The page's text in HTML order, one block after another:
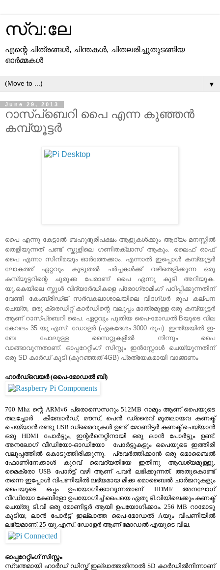
സ്വ:ലേ
എന്റെ ചിത്രങ്ങള്‍, ചിന്തകള്‍, ചിതലരിച്ചുതുടങ്ങിയ
ഓര്‍മ്മകള്‍
▼
June 29, 2013
റാസ്പ്ബെറി പൈ എന്ന കുഞ്ഞന്‍
കമ്പ്യൂട്ടര്‍
പൈ എന്നു കേട്ടാല്‍ ബഹുഭൂരിപക്ഷം ആളുകള്‍ക്കും ആദ്യം മനസ്സില്‍
തെളിയുന്നത് പണ്ട് സ്കൂളിലെ ഗണിതക്ലാസ് ആകും. ലൈഫ്‌ ഓഫ്
പൈ എന്നാ സിനിമയും ഓര്‍ത്തേക്കാം. എന്നാല്‍ ഇപ്പൊള്‍ കമ്പ്യൂട്ടര്‍
ലോകത്ത്‌ ഏറ്റവും കൂടുതല്‍ ചര്‍ച്ചകള്‍ക്ക് വഴിതെളിക്കുന്ന ഒരു
കമ്പ്യൂട്ടറിന്റെ ചുരുക്ക പേരാണ് പൈ എന്നു കൂടി അറിയുക.
യു.കെയിലെ സ്കൂള്‍ വിദ്യാര്‍ദ്ധികളെ പ്രോഗ്രാമിംഗ് പഠിപ്പിക്കുന്നതിന്
വേണ്ടി കേംബ്രിഡ്ജ് സര്‍വകലാശാലയിലെ വിദഗ്ധര്‍ രൂപ കല്പന
ചെയ്ത, ഒരു ക്രെഡിറ്റ്‌ കാര്‍ഡിന്റെ വലുപ്പം മാത്രമുള്ള ഒരു കമ്പ്യൂട്ടര്‍
ആണ് റാസ്പ്ബെറി പൈ. ഏറ്റവും പുതിയ പൈ-മോഡല്‍ Bയുടെ വില
കേവലം 35 യു.എസ്. ഡോളര്‍ (ഏകദേശം 3000 രൂപ). ഇന്ത്യയില്‍ ഇ-
ബേ പോലുള്ള സൈറ്റുകളില്‍ നിന്നും പൈ
വാങ്ങാവുന്നതാണ്. ഓപ്പറേറ്റിംഗ് സിസ്റ്റം ഇന്‍സ്റ്റോള്‍ ചെയ്യുന്നതിന്
ഒരു SD കാര്‍ഡ് കൂടി (കുറഞ്ഞത് 4GB) പ്രത്യേകമായി വാങ്ങണം
ഹാര്‍ഡ്‌വെയര്‍ (പൈ-മോഡല്‍ ബി)
700 Mhz ന്റെ ARMv6 പ്രൊസെസറും 512MB റാമും ആണ് പൈയുടെ
തലച്ചോര്‍ . കീബോര്‍ഡ്‌, മൗസ്, പെന്‍ ഡ്രൈവ് മുതലായവ കണക്ട്
ചെയ്യാന്‍ രണ്ടു USB ഡ്രൈവുകള്‍ ഉണ്ട്. മോണിട്ടര്‍ കണക്ട് ചെയ്യാന്‍
ഒരു HDMI പോര്‍ട്ടും, ഇന്റര്‍നെറ്റിനായി ഒരു ലാന്‍ പോര്‍ട്ടും ഉണ്ട്.
അനലോഗ് വീഡിയോ-ഓഡിയോ പോര്‍ട്ടുകളും പൈയുടെ ഇത്തിരി
വലുപ്പത്തില്‍ കൊടുത്തിരിക്കുന്നു. പ്രവര്‍ത്തിക്കാന്‍ ഒരു മൊബൈല്‍
ഫോണിനേക്കാള്‍ കുറവ് വൈദ്യതിയേ ഇതിനു ആവശ്യമുള്ളൂ.
മൈക്രോ USB പോര്‍ട്ട്‌ വഴി ആണ് പവര്‍ ലഭിക്കുന്നത്. അതുകൊണ്ട്
തന്നെ ഇപ്പോള്‍ വിപണിയില്‍ ലഭ്യമായ മിക്ക മൊബൈല്‍ ചാര്‍ജറുകളും
പൈയുടെ ഒപ്പം ഉപയോഗിക്കാവുന്നതാണ്. HDMI/ അനലോഗ്
വീഡിയോ കേബിളോ ഉപയോഗിച്ച് പൈയെ ഏതു ടി.വിയിലെക്കും കണക്ട്
ചെയ്തു ടി.വി ഒരു മോണിട്ടര്‍ ആയി ഉപയോഗിക്കാം. 256 MB റാമോടു
കൂടിയ, ലാന്‍ പോര്‍ട്ട്‌ ഇല്ലാത്ത പൈ-മോഡല്‍ Aയും വിപണിയില്‍
ലഭ്യമാണ്. 25 യു.എസ്. ഡോളര്‍ ആണ് മോഡല്‍ എയുടെ വില.
ഓപ്പറേറ്റിംഗ് സിസ്റ്റം
സ്വന്തമായി ഹാര്‍ഡ്‌ ഡിസ്ക് ഇല്ലാത്തതിനാല്‍ SD കാര്‍ഡില്‍നിന്നാണ്